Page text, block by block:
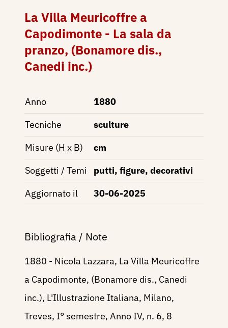
La Villa Meuricoffre a
Capodimonte - La sala da
pranzo, (Bonamore dis.,
Canedi inc.)
Anno
1880
Tecniche
sculture
Misure (H x B)
cm
Soggetti / Temi
putti, figure, decorativi
Aggiornato il
30-06-2025
Bibliografia / Note
1880 - Nicola Lazzara, La Villa Meuricoffre
a Capodimonte, (Bonamore dis., Canedi
inc.), L'Illustrazione Italiana, Milano,
Treves, I° semestre, Anno IV, n. 6, 8